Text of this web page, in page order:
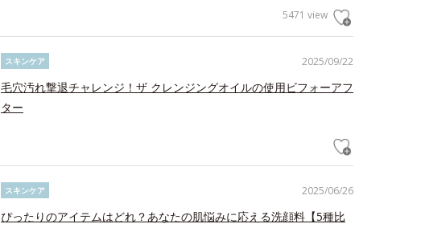
5471 view
2025/09/22
スキンケア
毛穴汚れ撃退チャレンジ！ザ クレンジングオイルの使用ビフォーアフ
ター
2025/06/26
スキンケア
ぴったりのアイテムはどれ？あなたの肌悩みに応える洗顔料【5種比